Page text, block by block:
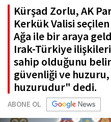
Kürşad Zorlu, AK
Kerkük Valisi
Ağa ile bir araya
Irak-Türkiye
sahip olduğunu
güvenliği ve
huzurudur" dedi.
ABONE OL